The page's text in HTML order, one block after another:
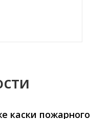
каски пожарного